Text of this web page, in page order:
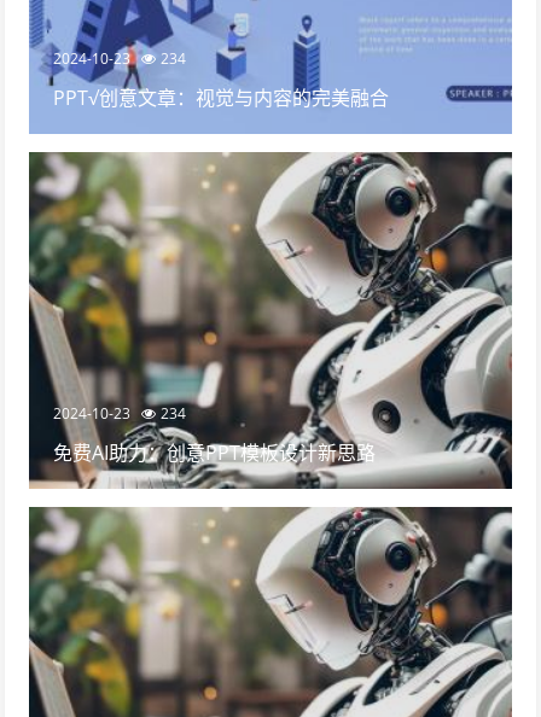
2024-10-23 234
PPT√创意文章：视觉与内容的完美融合
2024-10-23 234
免费AI助力：创意PPT模板设计新思路